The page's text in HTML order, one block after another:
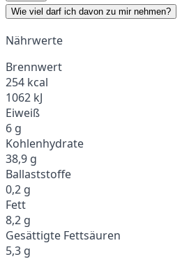
Wie viel darf ich davon zu mir nehmen?
Nährwerte
Brennwert
254 kcal
1062 kJ
Eiweiß
6 g
Kohlenhydrate
38,9 g
Ballaststoffe
0,2 g
Fett
8,2 g
Gesättigte Fettsäuren
5,3 g